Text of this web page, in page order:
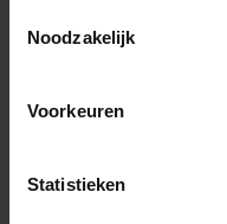
Noodzakelijk
Voorkeuren
Statistieken